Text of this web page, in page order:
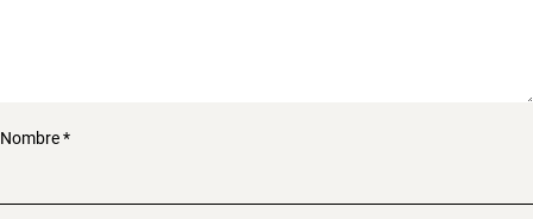
Nombre*